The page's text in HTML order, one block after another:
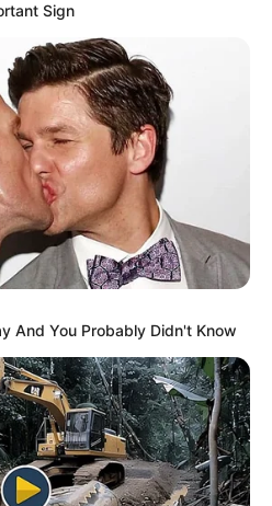
Sign
And You Probably Didn't Know